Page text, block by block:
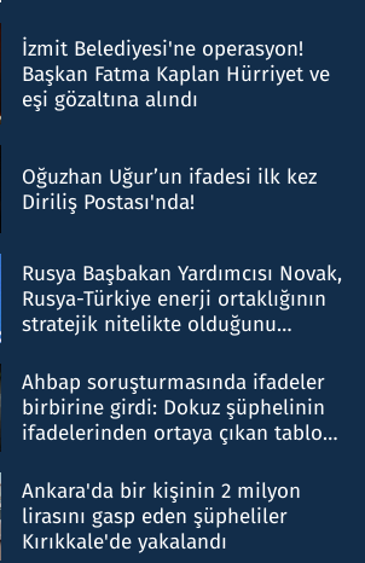
İzmit Belediyesi'ne operasyon!
Başkan Fatma Kaplan Hürriyet ve
eşi gözaltına alındı
Oğuzhan Uğur’un ifadesi ilk kez
Diriliş Postası'nda!
Rusya Başbakan Yardımcısı Novak,
Rusya-Türkiye enerji ortaklığının
stratejik nitelikte olduğunu
Ahbap soruşturmasında ifadeler
birbirine girdi: Dokuz şüphelinin
ifadelerinden ortaya çıkan tablo
Ankara'da bir kişinin 2 milyon
lirasını gasp eden şüpheliler
Kırıkkale'de yakalandı